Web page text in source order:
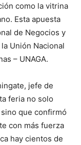
como la vitrina
Esta apuesta
de Negocios y
Unión Nacional
– UNAGA.
jefe de
feria no solo
que confirmó
con más fuerza
hay cientos de